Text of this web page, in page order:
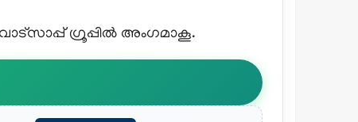
ഗ്രൂപ്പിൽ അംഗമാകൂ.